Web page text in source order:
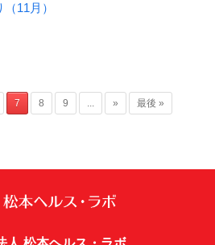
11月）
7 8 9 ... » 最後 »